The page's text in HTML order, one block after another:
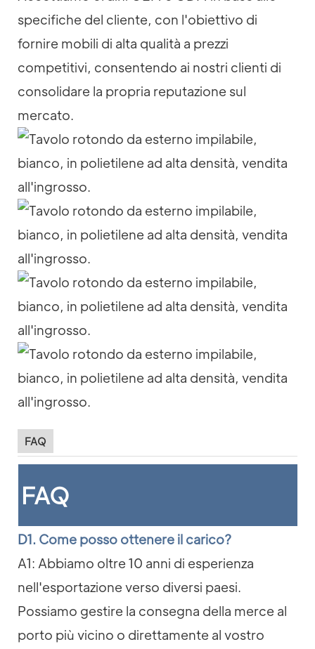
specifiche del cliente, con l'obiettivo di
fornire mobili di alta qualità a prezzi
competitivi, consentendo ai nostri clienti di
consolidare la propria reputazione sul
mercato.
FAQ
FAQ
D1. Come posso ottenere il carico?
A1: Abbiamo oltre 10 anni di esperienza
nell'esportazione verso diversi paesi.
Possiamo gestire la consegna della merce al
porto più vicino o direttamente al vostro